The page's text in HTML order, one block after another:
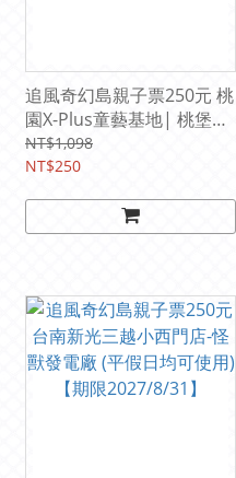
追風奇幻島親子票250元 桃
園X-Plus童藝基地| 桃堡樂
園 (平假日均可使用)
NT$1,098
NT$250